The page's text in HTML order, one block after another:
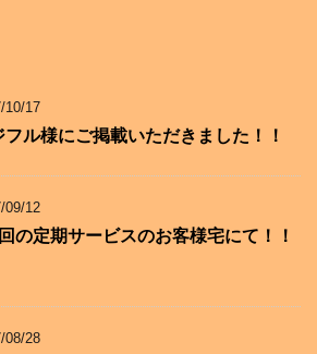
10/17
フル様にご掲載いただきました！！
09/12
の定期サービスのお客様宅にて！！
08/28